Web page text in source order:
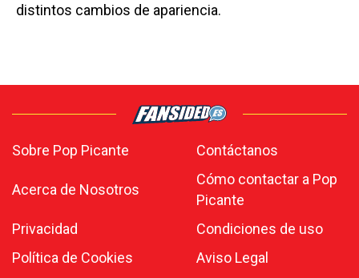
distintos cambios de apariencia.
Sobre Pop Picante Contáctanos
Acerca de Nosotros
Cómo contactar a Pop
Picante
Privacidad
Condiciones de uso
Política de Cookies
Aviso Legal